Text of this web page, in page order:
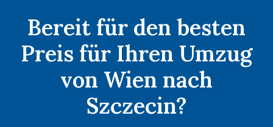
Bereit für den besten
Preis für Ihren Umzug
von Wien nach
Szczecin?